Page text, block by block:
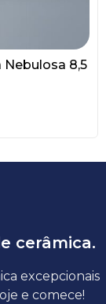
8,5
cerâmica.
excepcionais
e comece!